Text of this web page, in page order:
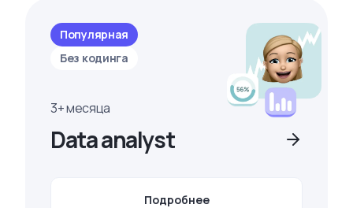
Популярная
Без кодинга
3+ месяца
Data analyst
Подробнее